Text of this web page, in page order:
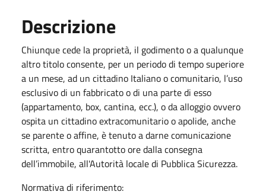
Descrizione
Chiunque cede la proprietà, il godimento o a qualunque
altro titolo consente, per un periodo di tempo superiore
a un mese, ad un cittadino Italiano o comunitario, l’uso
esclusivo di un fabbricato o di una parte di esso
(appartamento, box, cantina, ecc.), o da alloggio ovvero
ospita un cittadino extracomunitario o apolide, anche
se parente o affine, è tenuto a darne comunicazione
scritta, entro quarantotto ore dalla consegna
dell’immobile, all'Autorità locale di Pubblica Sicurezza.
Normativa di riferimento: